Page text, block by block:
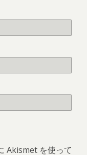
Akismet を使って